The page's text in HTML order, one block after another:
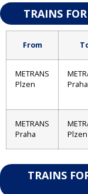
TRAINS
From
METRANS
Plzen
METRANS
Praha
Plzen
TRAINS